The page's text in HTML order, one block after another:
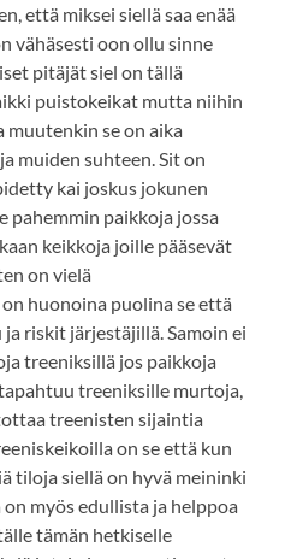
että miksei siellä saa enää
vähäsesti oon ollu sinne
pitäjät siel on tällä
puistokeikat mutta niihin
se on aika
muiden suhteen. Sit on
kai joskus jokunen
pahemmin paikkoja jossa
keikkoja joille pääsevät
on vielä
huonoina puolina se että
riskit järjestäjillä. Samoin ei
treeniksillä jos paikkoja
treeniksille murtoja,
treenisten sijaintia
on se että kun
tiloja siellä on hyvä meininki
myös edullista ja helppoa
tämän hetkiselle